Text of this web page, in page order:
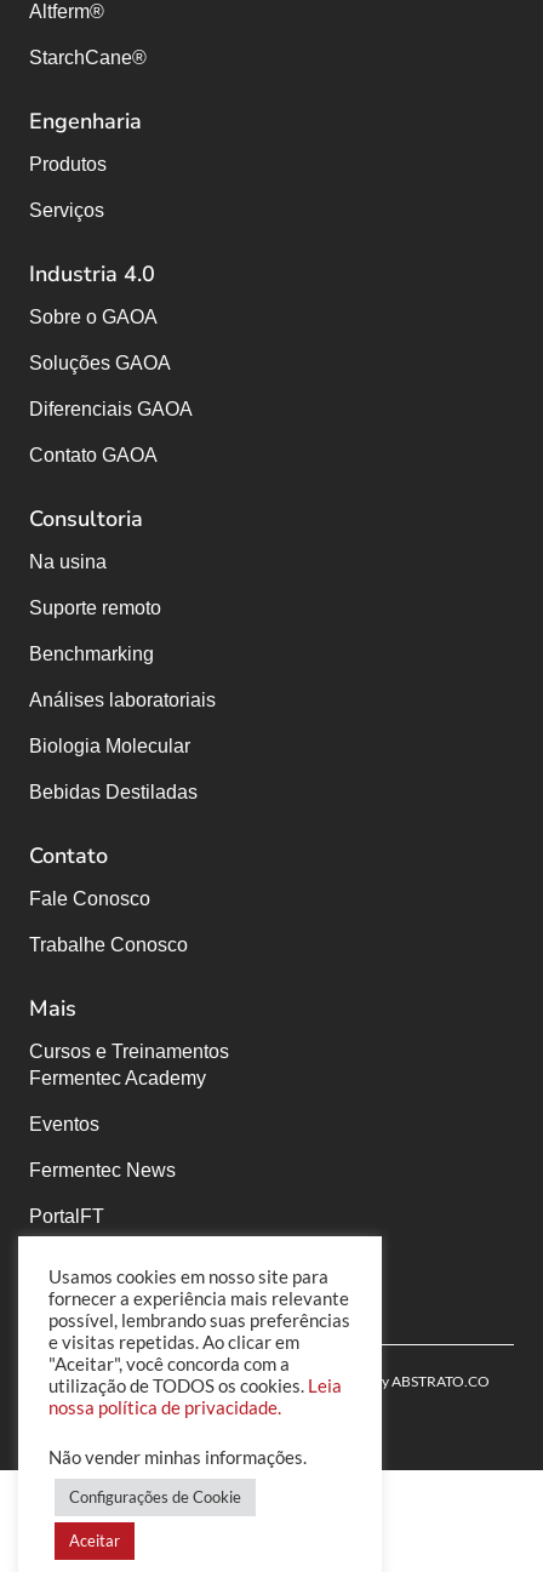
Altferm®
StarchCane®
Engenharia
Produtos
Serviços
Industria 4.0
Sobre o GAOA
Soluções GAOA
Diferenciais GAOA
Contato GAOA
Consultoria
Na usina
Suporte remoto
Benchmarking
Análises laboratoriais
Biologia Molecular
Bebidas Destiladas
Contato
Fale Conosco
Trabalhe Conosco
Mais
Cursos e Treinamentos
Fermentec Academy
Eventos
Fermentec News
PortalFT
© 2022 Fermentec | All Rights Reserved | Powered byABSTRATO.CO
Usamos cookies em nosso site para
fornecer a experiência mais relevante
possível, lembrando suas preferências
e visitas repetidas. Ao clicar em
"Aceitar", você concorda com a
utilização de TODOS os cookies. Leia
nossa política de privacidade.
Não vender minhas informações.
Configurações de Cookie
Aceitar